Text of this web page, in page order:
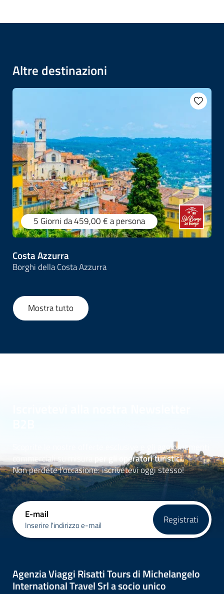
Altre destinazioni
5 Giorni da 459,00 €a persona
Costa Azzurra
Borghi della Costa Azzurra
1 39
Mostra tutto
Scoprite le nostre offerte esclusive e gli aggiornamenti
commerciali su misura
per gli operatori turistici.
Non perdete l'occasione: iscrivetevi oggi stesso!
E-mail
Inserire l'indirizzo e-mail Registrati
Agenzia Viaggi Risatti Tours di Michelangelo
International Travel Srl a socio unico